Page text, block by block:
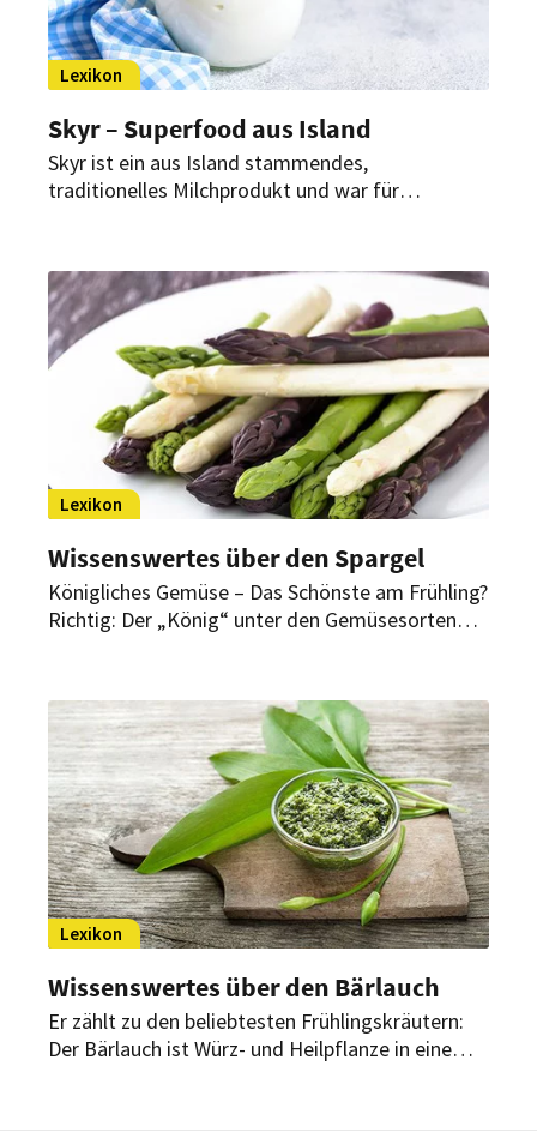
Lexikon
Skyr – Superfood aus Island
Skyr ist ein aus Island stammendes,
traditionelles Milchprodukt und war für
produziert werden konnte.
Lexikon
Wissenswertes über den Spargel
Königliches Gemüse – Das Schönste am Frühling?
Richtig: Der „König“ unter den Gemüsesorten
Lexikon
Wissenswertes über den Bärlauch
Er zählt zu den beliebtesten Frühlingskräutern:
Der Bärlauch ist Würz- und Heilpflanze in einem